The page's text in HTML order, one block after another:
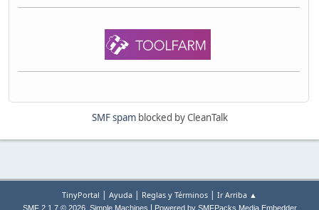
SMF spamblocked by CleanTalk
TinyPortal | Ayuda | Reglas y Términos | Ir Arriba ▲
SMF 2.1.7 © 2026, Simple Machines Powered by SMFPacks Media Embedder